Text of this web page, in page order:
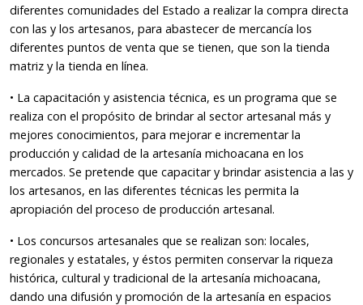
diferentes comunidades del Estado a realizar la compra directa
con las y los artesanos, para abastecer de mercancía los
diferentes puntos de venta que se tienen, que son la tienda
matriz y la tienda en línea.
• La capacitación y asistencia técnica, es un programa que se
realiza con el propósito de brindar al sector artesanal más y
mejores conocimientos, para mejorar e incrementar la
producción y calidad de la artesanía michoacana en los
mercados. Se pretende que capacitar y brindar asistencia a las y
los artesanos, en las diferentes técnicas les permita la
apropiación del proceso de producción artesanal.
• Los concursos artesanales que se realizan son: locales,
regionales y estatales, y éstos permiten conservar la riqueza
histórica, cultural y tradicional de la artesanía michoacana,
dando una difusión y promoción de la artesanía en espacios